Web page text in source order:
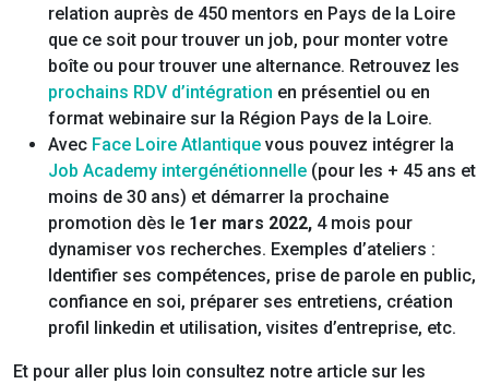
relation auprès de 450 mentors en Pays de la Loire
que ce soit pour trouver un job, pour monter votre
boîte ou pour trouver une alternance. Retrouvez les
prochains RDV d’intégration en présentiel ou en
format webinaire sur la Région Pays de la Loire.
Avec Face Loire Atlantique vous pouvez intégrer la
Job Academy intergénétionnelle (pour les + 45 ans et
moins de 30 ans) et démarrer la prochaine
promotion dès le 1er mars 2022, 4 mois pour
dynamiser vos recherches. Exemples d’ateliers :
Identifier ses compétences, prise de parole en public,
confiance en soi, préparer ses entretiens, création
profil linkedin et utilisation, visites d’entreprise, etc.
Et pour aller plus loin consultez notre article sur les